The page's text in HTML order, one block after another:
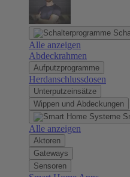
Alle anzeigen
Abdeckrahmen
Aufputzprogramme
Herdanschlussdosen
Unterputzeinsätze
Wippen und Abdeckungen
Alle anzeigen
Aktoren
Gateways
Sensoren